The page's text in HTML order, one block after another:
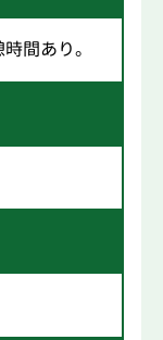
間あり。